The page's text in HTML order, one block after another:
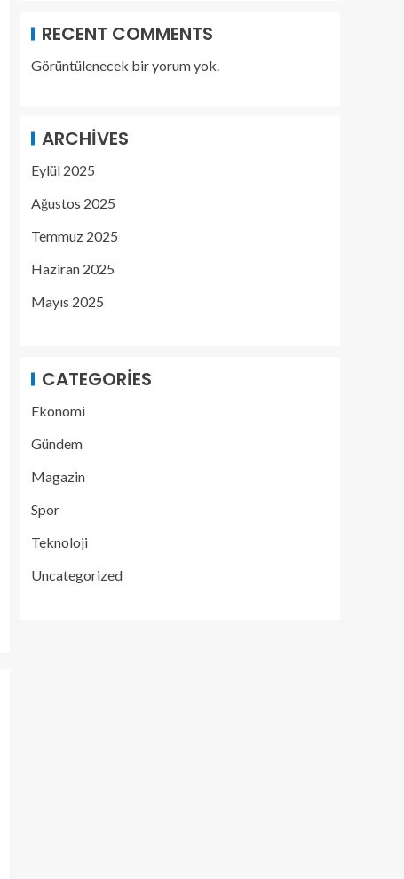
RECENT COMMENTS
Görüntülenecek bir yorum yok.
ARCHIVES
Eylül 2025
Ağustos 2025
Temmuz 2025
Haziran 2025
Mayıs 2025
CATEGORIES
Ekonomi
Gündem
Magazin
Spor
Teknoloji
Uncategorized